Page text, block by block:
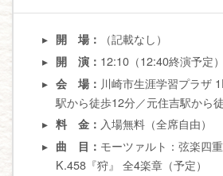
開 場： （記載なし）
開 演： 12:10（12:40終演予定）
会 場： 川崎市生涯学習プラザ
駅から徒歩12分／元住吉駅から徒
料 金： 入場無料（全席自由）
曲 目： モーツァルト：弦楽四
K.458『狩』 全4楽章（予定）